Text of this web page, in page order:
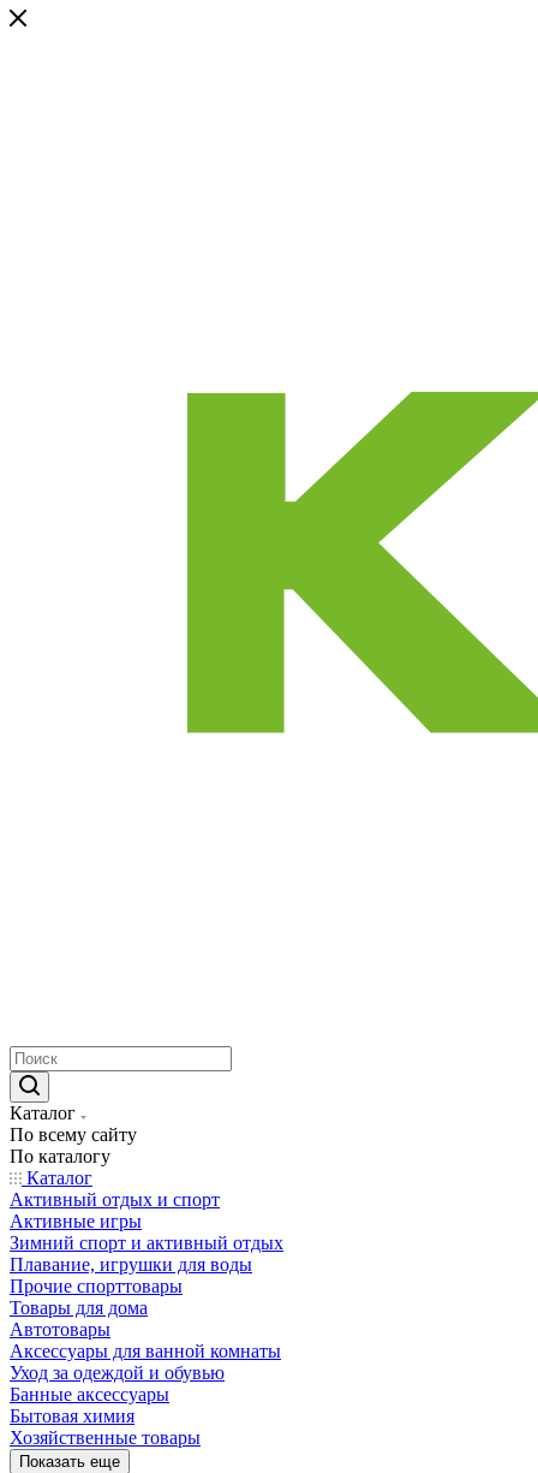
Каталог
По всему сайту
По каталогу
Каталог
Активный отдых и спорт
Активные игры
Зимний спорт и активный отдых
Плавание, игрушки для воды
Прочие спорттовары
Товары для дома
Автотовары
Аксессуары для ванной комнаты
Уход за одеждой и обувью
Банные аксессуары
Бытовая химия
Хозяйственные товары
Показать еще